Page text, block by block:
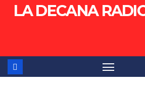
LA DECANA